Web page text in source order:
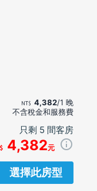
4,382/1 晚
不含稅金和服務費
只剩 5 間客房
4,382元
選擇此房型